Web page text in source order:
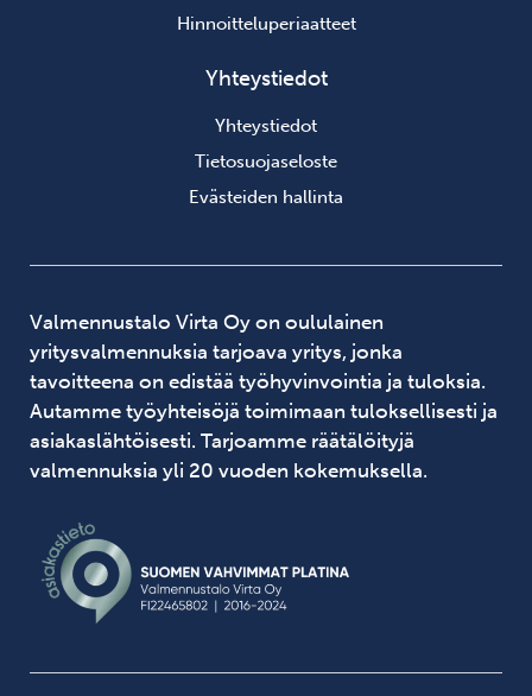
Hinnoitteluperiaatteet
Yhteystiedot
Yhteystiedot
Tietosuojaseloste
Evästeiden hallinta
Valmennustalo Virta Oy on oululainen
yritysvalmennuksia tarjoava yritys, jonka
tavoitteena on edistää työhyvinvointia ja tuloksia.
Autamme työyhteisöjä toimimaan tuloksellisesti ja
asiakaslähtöisesti. Tarjoamme räätälöityjä
valmennuksia yli 20 vuoden kokemuksella.